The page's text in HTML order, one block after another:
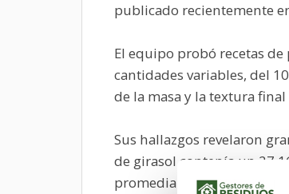
publicado recientemente
El equipo probó recetas
cantidades variables, del
de la masa y la textura
Sus hallazgos revelaron
de girasol contenía un
promedia un 8,27 %.